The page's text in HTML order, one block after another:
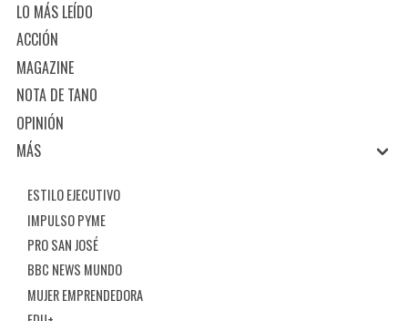
LO MÁS LEÍDO
ACCIÓN
MAGAZINE
NOTA DE TANO
OPINIÓN
MÁS
ESTILO EJECUTIVO
IMPULSO PYME
PRO SAN JOSÉ
BBC NEWS MUNDO
MUJER EMPRENDEDORA